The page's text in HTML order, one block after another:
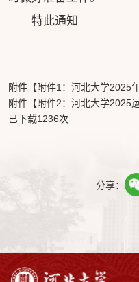
特此通知
附件【附件1：河北大学2025
附件【附件2：河北大学2025
已下载1236次
分享：